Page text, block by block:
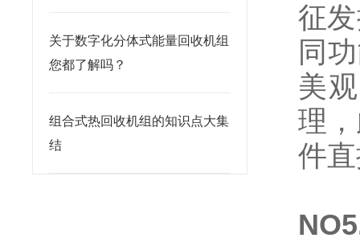
关于数字化分体式能量回收机组
您都了解吗？
组合式热回收机组的知识点大集
结
征
同
美
理
件